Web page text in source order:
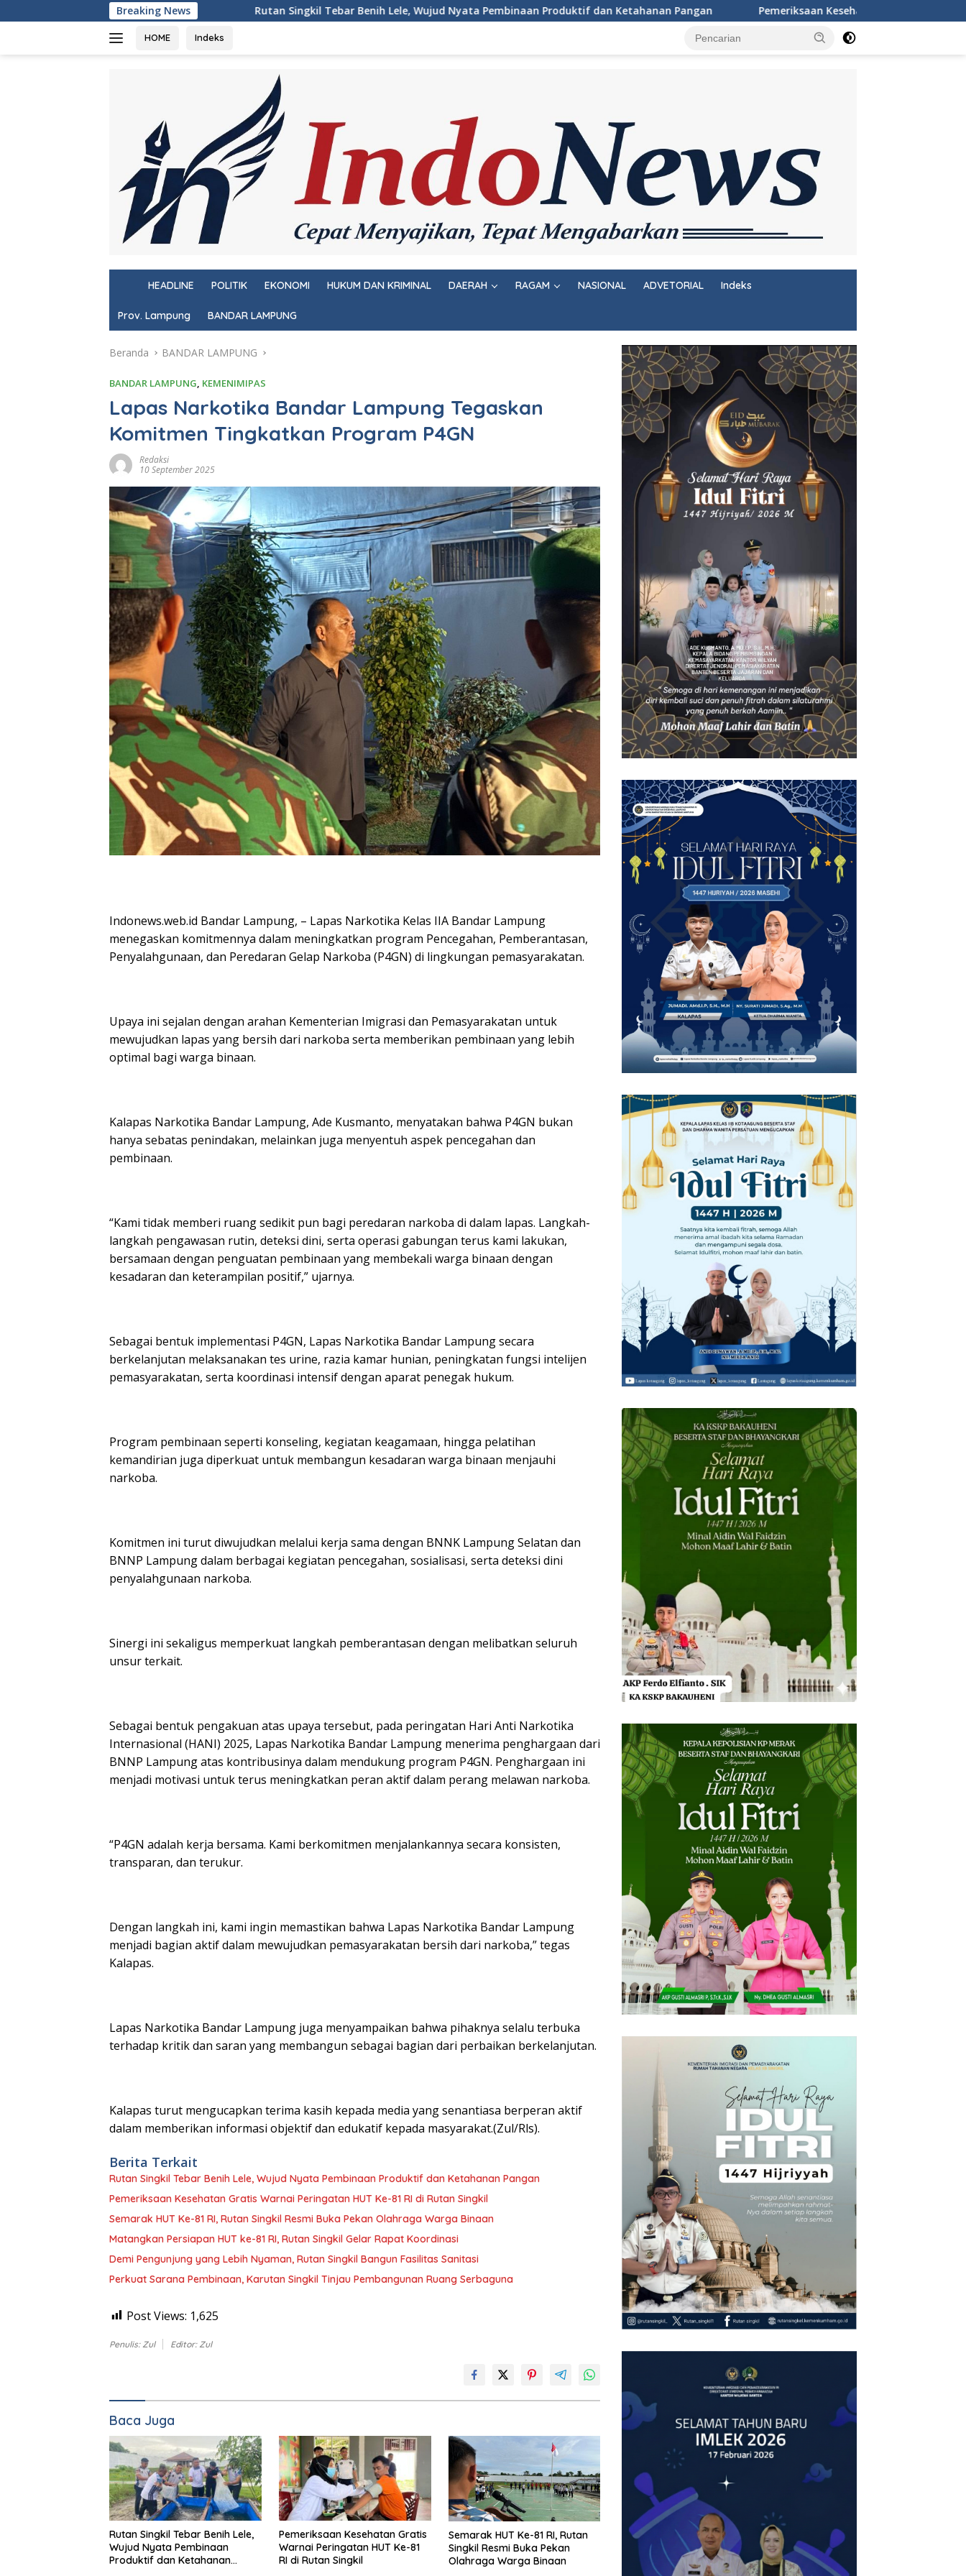
ke
Breaking News
Rutan Singkil Tebar Benih Lele, Wujud Nyata Pembinaan Produktif dan Ketahanan Pangan Pemeriksaan Kesehatan Gratis Warnai Peringatan HUT Ke-81 RI di Rutan
HOME Indeks
e
HEADLINE POLITIK EKONOMI HUKUM DAN KRIMINAL DAERAH RAGAM NASIONAL ADVETORIAL Indeks
Prov. Lampung BANDAR LAMPUNG
Beranda BANDAR LAMPUNG
BANDAR LAMPUNG, KEMENIMIPAS
Lapas Narkotika Bandar Lampung Tegaskan
Komitmen Tingkatkan Program P4GN
Redaksi
10 September 2025
Indonews.web.id Bandar Lampung, – Lapas Narkotika Kelas IIA Bandar Lampung
menegaskan komitmennya dalam meningkatkan program Pencegahan, Pemberantasan,
Penyalahgunaan, dan Peredaran Gelap Narkoba (P4GN) di lingkungan pemasyarakatan.
Upaya ini sejalan dengan arahan Kementerian Imigrasi dan Pemasyarakatan untuk
mewujudkan lapas yang bersih dari narkoba serta memberikan pembinaan yang lebih
optimal bagi warga binaan.
Kalapas Narkotika Bandar Lampung, Ade Kusmanto, menyatakan bahwa P4GN bukan
hanya sebatas penindakan, melainkan juga menyentuh aspek pencegahan dan
pembinaan.
“Kami tidak memberi ruang sedikit pun bagi peredaran narkoba di dalam lapas. Langkah-
langkah pengawasan rutin, deteksi dini, serta operasi gabungan terus kami lakukan,
bersamaan dengan penguatan pembinaan yang membekali warga binaan dengan
kesadaran dan keterampilan positif,” ujarnya.
Sebagai bentuk implementasi P4GN, Lapas Narkotika Bandar Lampung secara
berkelanjutan melaksanakan tes urine, razia kamar hunian, peningkatan fungsi intelijen
pemasyarakatan, serta koordinasi intensif dengan aparat penegak hukum.
Program pembinaan seperti konseling, kegiatan keagamaan, hingga pelatihan
kemandirian juga diperkuat untuk membangun kesadaran warga binaan menjauhi
narkoba.
Komitmen ini turut diwujudkan melalui kerja sama dengan BNNK Lampung Selatan dan
BNNP Lampung dalam berbagai kegiatan pencegahan, sosialisasi, serta deteksi dini
penyalahgunaan narkoba.
Sinergi ini sekaligus memperkuat langkah pemberantasan dengan melibatkan seluruh
unsur terkait.
Sebagai bentuk pengakuan atas upaya tersebut, pada peringatan Hari Anti Narkotika
Internasional (HANI) 2025, Lapas Narkotika Bandar Lampung menerima penghargaan dari
BNNP Lampung atas kontribusinya dalam mendukung program P4GN. Penghargaan ini
menjadi motivasi untuk terus meningkatkan peran aktif dalam perang melawan narkoba.
“P4GN adalah kerja bersama. Kami berkomitmen menjalankannya secara konsisten,
transparan, dan terukur.
Dengan langkah ini, kami ingin memastikan bahwa Lapas Narkotika Bandar Lampung
menjadi bagian aktif dalam mewujudkan pemasyarakatan bersih dari narkoba,” tegas
Kalapas.
Lapas Narkotika Bandar Lampung juga menyampaikan bahwa pihaknya selalu terbuka
terhadap kritik dan saran yang membangun sebagai bagian dari perbaikan berkelanjutan.
Kalapas turut mengucapkan terima kasih kepada media yang senantiasa berperan aktif
dalam memberikan informasi objektif dan edukatif kepada masyarakat.(Zul/Rls).
Berita Terkait
Rutan Singkil Tebar Benih Lele, Wujud Nyata Pembinaan Produktif dan Ketahanan Pangan
Pemeriksaan Kesehatan Gratis Warnai Peringatan HUT Ke-81 RI di Rutan Singkil
Semarak HUT Ke-81 RI, Rutan Singkil Resmi Buka Pekan Olahraga Warga Binaan
Matangkan Persiapan HUT ke-81 RI, Rutan Singkil Gelar Rapat Koordinasi
Demi Pengunjung yang Lebih Nyaman, Rutan Singkil Bangun Fasilitas Sanitasi
Perkuat Sarana Pembinaan, Karutan Singkil Tinjau Pembangunan Ruang Serbaguna
Post Views: 1,625
Penulis: Zul Editor: Zul
Baca Juga
Rutan Singkil Tebar Benih Lele,
Wujud Nyata Pembinaan
Produktif dan Ketahanan
Pemeriksaan Kesehatan Gratis
Warnai Peringatan HUT Ke-81
RI di Rutan Singkil
Semarak HUT Ke-81 RI, Rutan
Singkil Resmi Buka Pekan
Olahraga Warga Binaan